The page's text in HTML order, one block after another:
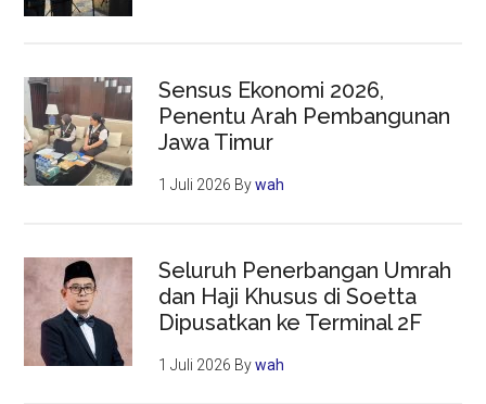
Sensus Ekonomi 2026,
Penentu Arah Pembangunan
Jawa Timur
1 Juli 2026 Bywah
Seluruh Penerbangan Umrah
dan Haji Khusus di Soetta
Dipusatkan ke Terminal 2F
1 Juli 2026 Bywah